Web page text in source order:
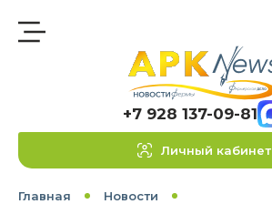
+7 928 137-09-81
Личный кабинет
Главная
Новости